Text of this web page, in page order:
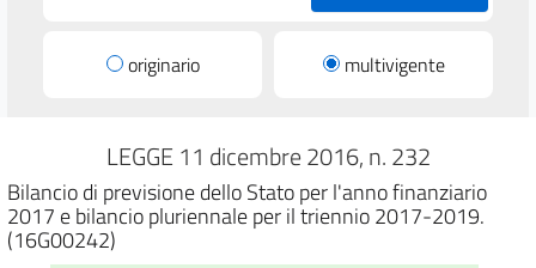
originario multivigente
LEGGE 11 dicembre 2016, n. 232
Bilancio di previsione dello Stato per l'anno finanziario
2017 e bilancio pluriennale per il triennio 2017-2019.
(16G00242)